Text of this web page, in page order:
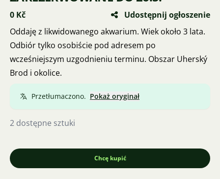
0 Kč
Udostępnij ogłoszenie
Oddaję z likwidowanego akwarium. Wiek około 3 lata.
Odbiór tylko osobiście pod adresem po
wcześniejszym uzgodnieniu terminu. Obszar Uherský
Brod i okolice.
Przetłumaczono. Pokaż oryginał
2 dostępne sztuki
Chcę kupić